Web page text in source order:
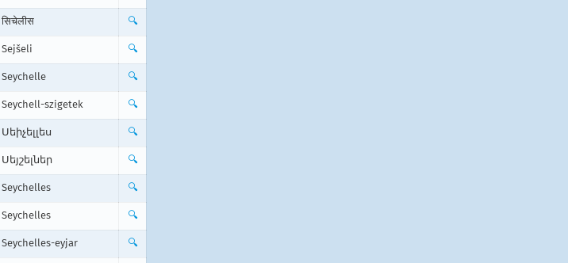
सिचेलीस 🔍
Sejšeli 🔍
Seychelle 🔍
Seychell-szigetek 🔍
Սեիչելլես 🔍
Սեյշելներ 🔍
Seychelles 🔍
Seychelles 🔍
Seychelles-eyjar 🔍